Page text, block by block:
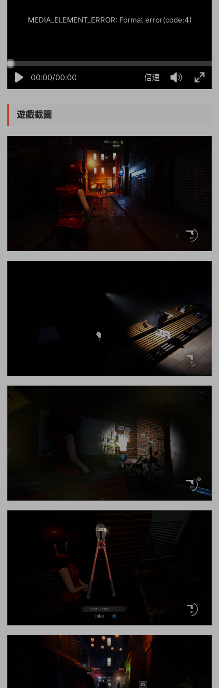
00:00/00:00 倍速
MEDIA_ELEMENT_ERROR: Format error(code:4)
遊戲截圖